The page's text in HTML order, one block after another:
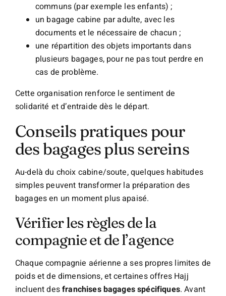
communs (par exemple les enfants) ;
un bagage cabine par adulte, avec les
documents et le nécessaire de chacun ;
une répartition des objets importants dans
plusieurs bagages, pour ne pas tout perdre en
cas de problème.
Cette organisation renforce le sentiment de
solidarité et d’entraide dès le départ.
Conseils pratiques pour
des bagages plus sereins
Au-delà du choix cabine/soute, quelques habitudes
simples peuvent transformer la préparation des
bagages en un moment plus apaisé.
Vérifier les règles de la
compagnie et de l’agence
Chaque compagnie aérienne a ses propres limites de
poids et de dimensions, et certaines offres Hajj
incluent desfranchises bagages spécifiques. Avant